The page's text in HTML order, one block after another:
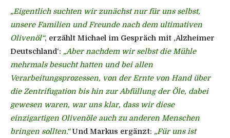
„Eigentlich suchten wir zunächst nur für uns selbst,
unsere Familien und Freunde nach dem ultimativen
Olivenöl“, erzählt Michael im Gespräch mit ‚Alzheimer
Deutschland‘: „Aber nachdem wir selbst die Mühle
mehrmals besucht hatten und bei allen
Verarbeitungsprozessen, von der Ernte von Hand über
die Zentrifugation bis hin zur Abfüllung der Öle, dabei
gewesen waren, war uns klar, dass wir diese
einzigartigen Olivenöle auch zu anderen Menschen
bringen sollten.“Und Markus ergänzt: „Für uns ist